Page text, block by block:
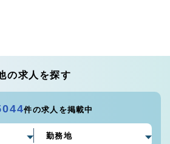
の求人を探す
件の求人を掲載中